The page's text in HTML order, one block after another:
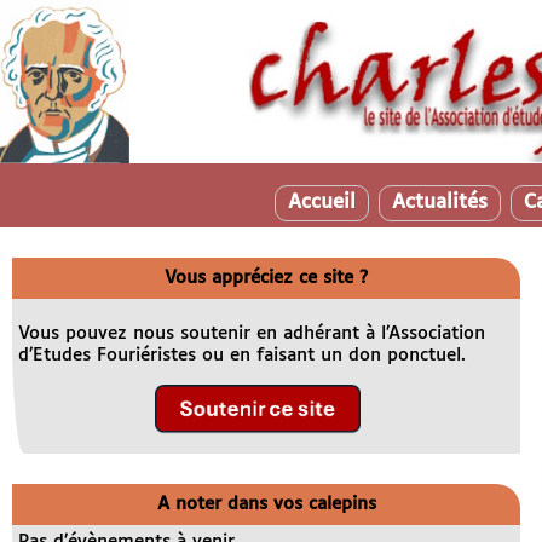
Accueil Actualités
Vous appréciez ce site ?
Vous pouvez nous soutenir en adhérant à l’Association
d’Etudes Fouriéristes ou en faisant un don ponctuel.
A noter dans vos calepins